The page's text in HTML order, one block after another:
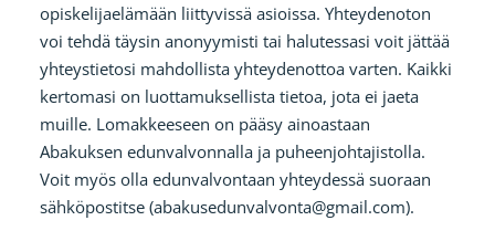
opiskelijaelämään liittyvissä asioissa. Yhteydenoton
voi tehdä täysin anonyymisti tai halutessasi voit jättää
yhteystietosi mahdollista yhteydenottoa varten. Kaikki
kertomasi on luottamuksellista tietoa, jota ei jaeta
muille. Lomakkeeseen on pääsy ainoastaan
Abakuksen edunvalvonnalla ja puheenjohtajistolla.
Voit myös olla edunvalvontaan yhteydessä suoraan
sähköpostitse (abakusedunvalvonta@gmail.com).